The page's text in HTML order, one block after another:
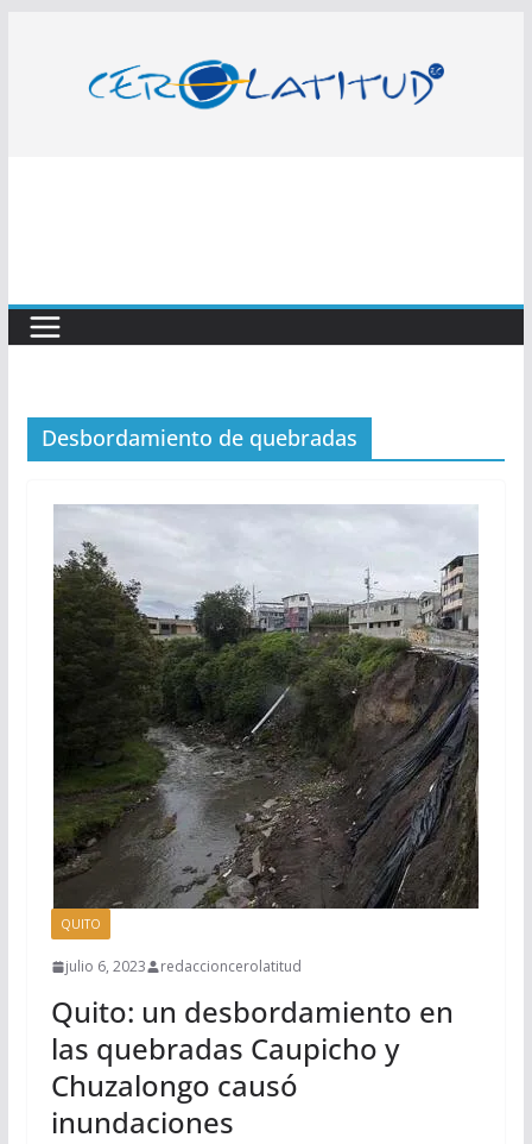
contenido
Desbordamiento de quebradas
QUITO
julio 6, 2023 redaccioncerolatitud
Quito: un desbordamiento en
las quebradas Caupicho y
Chuzalongo causó
inundaciones